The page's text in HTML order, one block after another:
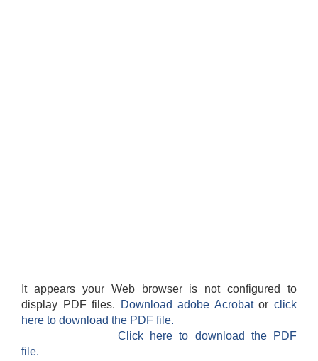
It appears your Web browser is not configured to
display PDF files.
Download adobe Acrobatorclick
here to download the PDF file.
Click here to download the PDF
file.